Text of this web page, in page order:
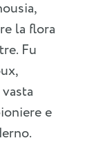
la flora
Fu
e